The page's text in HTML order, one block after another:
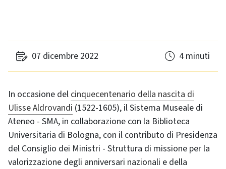
07 dicembre 2022 4 minuti
In occasione del cinquecentenario della nascita di
Ulisse Aldrovandi (1522-1605), il Sistema Museale di
Ateneo - SMA, in collaborazione con la Biblioteca
Universitaria di Bologna, con il contributo di Presidenza
del Consiglio dei Ministri - Struttura di missione per la
valorizzazione degli anniversari nazionali e della